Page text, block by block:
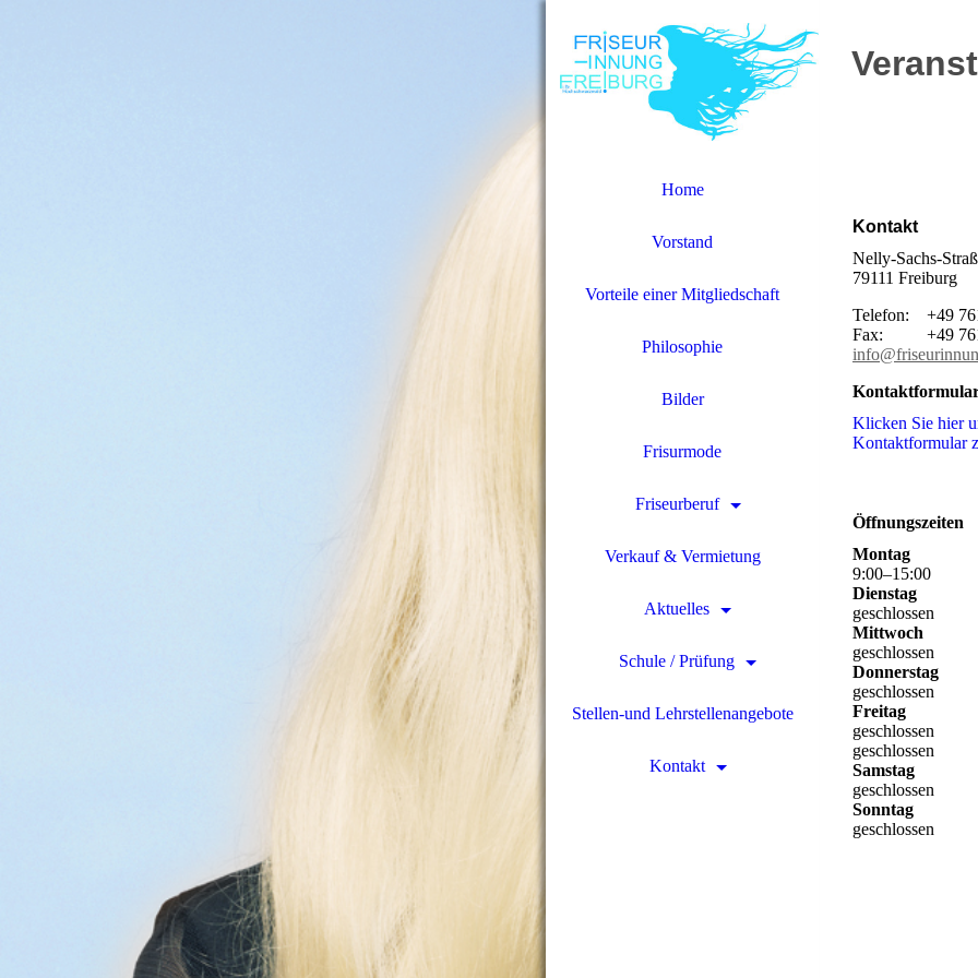
Home
Vorstand
Vorteile einer Mitgliedschaft
Philosophie
Bilder
Frisurmode
Friseurberuf
Verkauf & Vermietung
Aktuelles
Schule / Prüfung
Stellen-und Lehrstellenangebote
Kontakt
Kontakt
Nelly-Sachs-
79111 Freiburg
Telefon: +49
Fax: +49 761/
Klicken Sie hier
Kon­takt­for­mu­lar
Öffnungszeiten
Montag
9:00–15:00
Dienstag
geschlossen
Mittwoch
geschlossen
Donnerstag
geschlossen
Freitag
geschlossen
geschlossen
Samstag
geschlossen
Sonntag
geschlossen